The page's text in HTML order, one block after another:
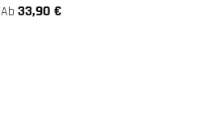
Regulärer Preis:
Ab 33,90 €